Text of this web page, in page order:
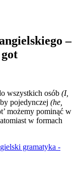
–
wszystkich osób (I,
pojedynczej (he,
możemy pominąć w
w formach